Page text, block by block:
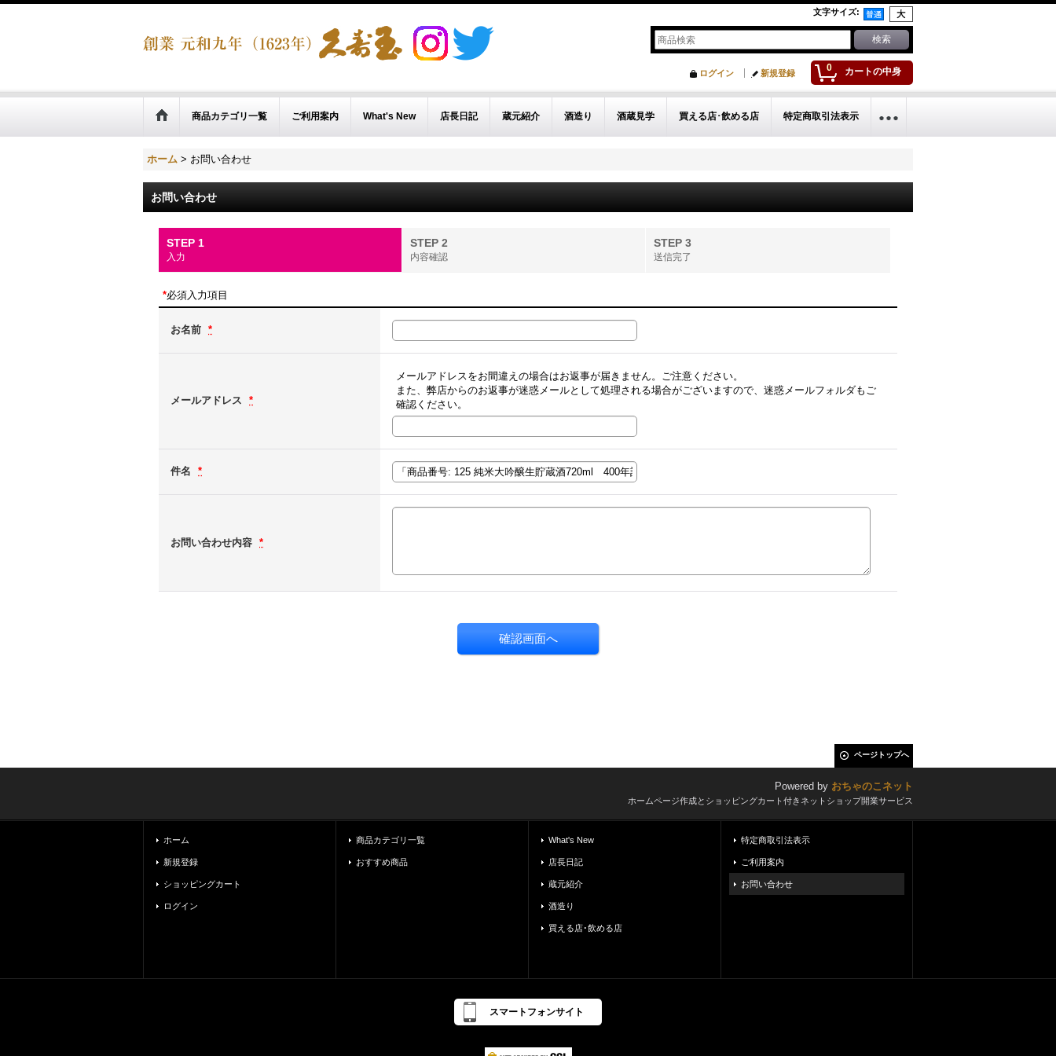
文字サイズ:
0 カートの中身
ログイン 新規登録
商品カテゴリ一覧 ご利用案内 What's New 店長日記 蔵元紹介 酒造り 酒蔵見学 買える店･飲める店 特定商取引法表示
ホーム > お問い合わせ
お問い合わせ
STEP 1
入力
STEP 2
内容確認
STEP 3
送信完了
*必須入力項目
お名前 *
メールアドレス *
メールアドレスをお間違えの場合はお返事が届きません。ご注意ください。
また、弊店からのお返事が迷惑メールとして処理される場合がございますので、迷惑メールフォルダもご
確認ください。
件名 *
お問い合わせ内容 *
ページトップへ
Powered by おちゃのこネット
ホームページ作成とショッピングカート付きネットショップ開業サービス
ホーム
新規登録
ショッピングカート
ログイン
商品カテゴリ一覧
おすすめ商品
What's New
店長日記
蔵元紹介
酒造り
買える店･飲める店
特定商取引法表示
ご利用案内
お問い合わせ
スマートフォンサイト